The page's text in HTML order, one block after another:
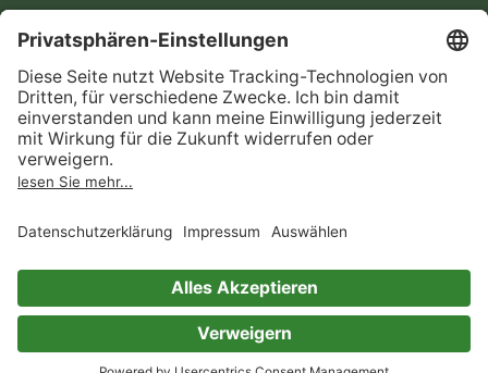
AGB
Informationen nach Data
Act
Verträge hier kündigen
Impressum
Immer ein gutes Buch